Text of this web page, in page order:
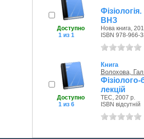
Доступно
1 из 1
ВНЗ
Нова книга,
ISBN 978-966-
Доступно
1 из 6
Книга
Волохова,
лекцій
ТЕС, 2007 р.
ISBN відсутній